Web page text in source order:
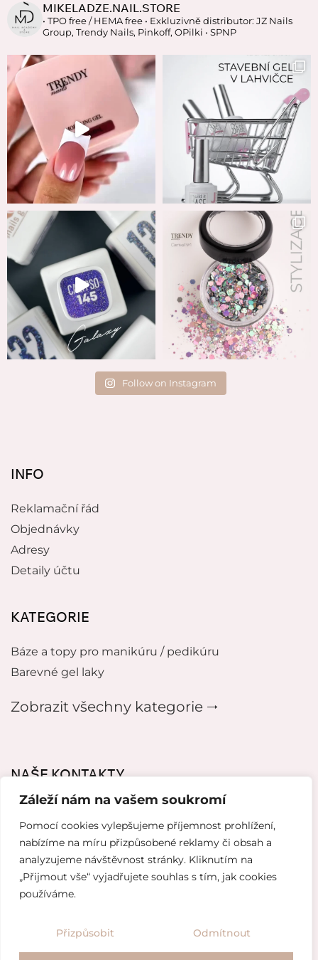
Záleží nám na vašem soukromí
Pomocí cookies vylepšujeme příjemnost prohlížení,
nabízíme na míru přizpůsobené reklamy či obsah a
analyzujeme návštěvnost stránky. Kliknutím na
„Přijmout vše“ vyjadřujete souhlas s tím, jak cookies
používáme.
Přizpůsobit Odmítnout
MIKELADZE.NAIL.STORE
• TPO free / HEMA free • Exkluzivně distributor: JZ Nails
Group, Trendy Nails, Pinkoff, OPilki • SPNP
Follow on Instagram
INFO
Reklamační řád
Objednávky
Adresy
Detaily účtu
KATEGORIE
Báze a topy pro manikúru / pedikúru
Barevné gel laky
Zobrazit všechny kategorie 🠂
NAŠE KONTAKTY
mikeladzebeauty@gmail.com
+420 776627318
U Pergamenky 12, Praha 7